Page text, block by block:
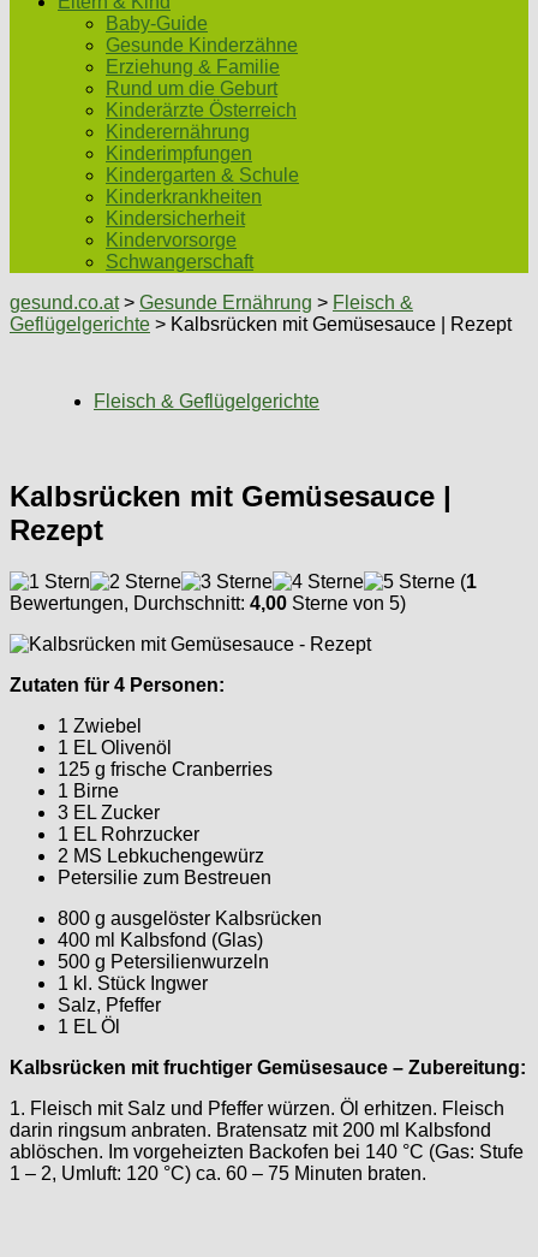
Baby-Guide
Gesunde Kinderzähne
Erziehung & Familie
Rund um die Geburt
Kinderärzte Österreich
Kinderernährung
Kinderimpfungen
Kindergarten & Schule
Kinderkrankheiten
Kindersicherheit
Kindervorsorge
Schwangerschaft
gesund.co.at> Gesunde Ernährung > Fleisch &
Geflügelgerichte > Kalbsrücken mit Gemüsesauce | Rezept
Fleisch & Geflügelgerichte
Kalbsrücken mit Gemüsesauce |
Rezept
(1
Bewertungen, Durchschnitt: 4,00 Sterne von 5)
Zutaten für 4 Personen:
1 Zwiebel
1 EL Olivenöl
125 g frische Cranberries
1 Birne
3 EL Zucker
1 EL Rohrzucker
2 MS Lebkuchengewürz
Petersilie zum Bestreuen
800 g ausgelöster Kalbsrücken
400 ml Kalbsfond (Glas)
500 g Petersilienwurzeln
1 kl. Stück Ingwer
Salz, Pfeffer
1 EL Öl
Kalbsrücken mit fruchtiger Gemüsesauce – Zubereitung:
1. Fleisch mit Salz und Pfeffer würzen. Öl erhitzen. Fleisch
darin ringsum anbraten. Bratensatz mit 200 ml Kalbsfond
ablöschen. Im vorgeheizten Backofen bei 140 °C (Gas: Stufe
1 – 2, Umluft: 120 °C) ca. 60 – 75 Minuten braten.